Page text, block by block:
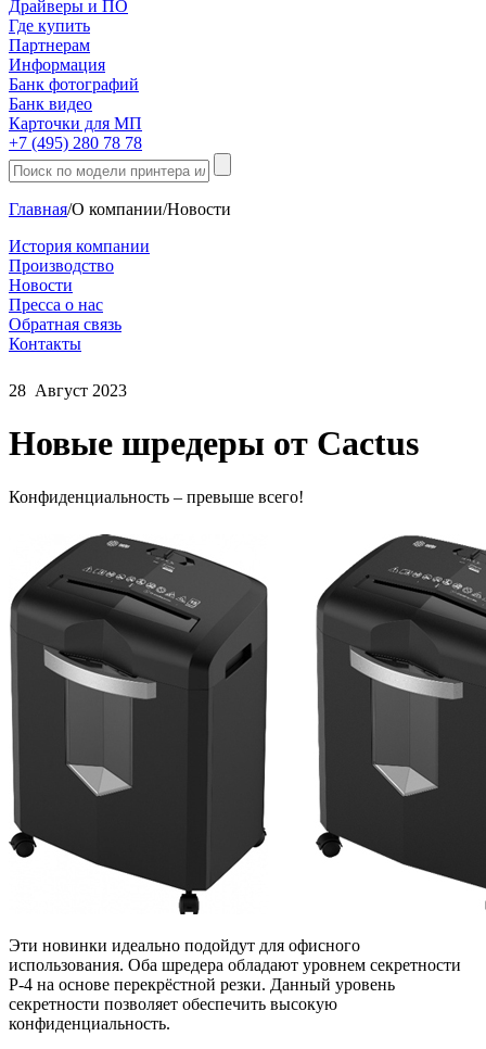
Драйверы и ПО
Где купить
Партнерам
Информация
Банк фотографий
Банк видео
Карточки для МП
+7 (495) 280 78 78
Главная/О компании/Новости
История компании
Производство
Новости
Пресса о нас
Обратная связь
Контакты
28 Август 2023
Новые шредеры от Cactus
Конфиденциальность – превыше всего!
Эти новинки идеально подойдут для офисного
использования. Оба шредера обладают уровнем секретности
Р-4 на основе перекрёстной резки. Данный уровень
секретности позволяет обеспечить высокую
конфиденциальность.